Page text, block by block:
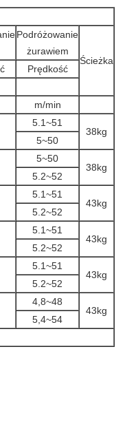
Podróżowanie
żurawiem
Ścieżka
Prędkość
m/min
5.1~51
38kg
5~50
5~50
38kg
5.2~52
5.1~51
43kg
5.2~52
5.1~51
43kg
5.2~52
5.1~51
43kg
5.2~52
4,8~48
43kg
5,4~54